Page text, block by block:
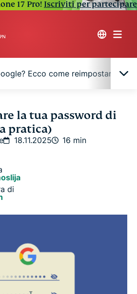
17 Pro! Iscriviti per partecipare
Ecco come reimpostarla
la tua password di
la tua password di
tua password di Google (in
una password di Google forte
la tua password di
pratica)
18.11.2025
16 min
di